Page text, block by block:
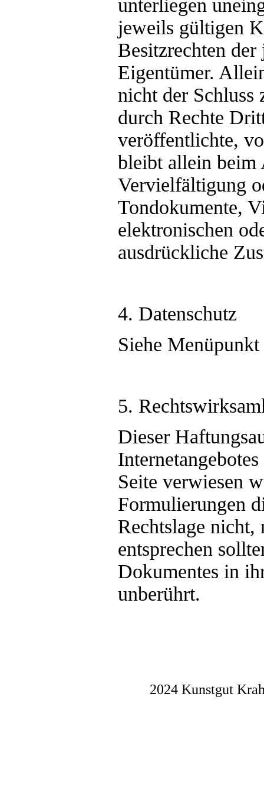
unterliegen
jeweils gültigen
Besitzrechten
Eigentümer.
nicht der Schluss
durch Rechte
veröffentlichte,
bleibt allein beim
Vervielfältigung
Tondokumente,
elektronischen
ausdrückliche
4. Datenschutz
Siehe
5.
Dieser
Seite verwiesen
Formulierungen
Rechtslage
entsprechen
Dokumentes in
unberührt.
2024 Kunstgut